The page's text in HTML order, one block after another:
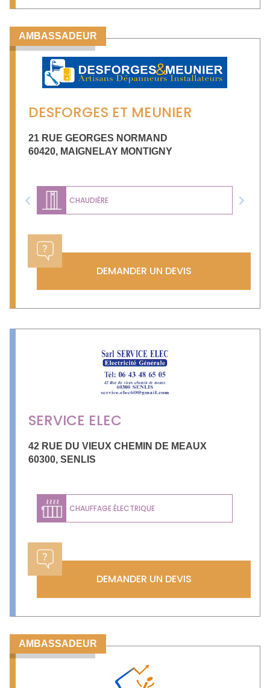
AMBASSADEUR
DESFORGES ET MEUNIER
21 RUE GEORGES NORMAND
60420, MAIGNELAY MONTIGNY
CHAUDIÈRE
Previous Next
DEMANDER UN DEVIS
SERVICE ELEC
42 RUE DU VIEUX CHEMIN DE MEAUX
60300, SENLIS
CHAUFFAGE ÉLECTRIQUE
DEMANDER UN DEVIS
AMBASSADEUR